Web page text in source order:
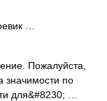
…
Пожалуйста,
значимости по
для&#8230; …